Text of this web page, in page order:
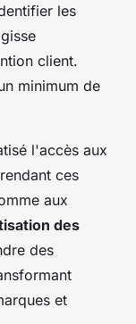
les
client.
minimum de
l'accès aux
ces
aux
des
des
et